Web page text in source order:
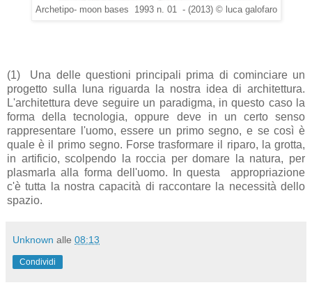
Archetipo- moon bases 1993 n. 01 - (2013) © luca galofaro
(1) Una delle questioni principali prima di cominciare un
progetto sulla luna riguarda la nostra idea di architettura.
L'architettura deve seguire un paradigma, in questo caso la
forma della tecnologia, oppure deve in un certo senso
rappresentare l'uomo, essere un primo segno, e se così è
quale è il primo segno. Forse trasformare il riparo, la grotta,
in artificio, scolpendo la roccia per domare la natura, per
plasmarla alla forma dell'uomo. In questa appropriazione
c'è tutta la nostra capacità di raccontare la necessità dello
spazio.
Unknown alle 08:13
Condividi